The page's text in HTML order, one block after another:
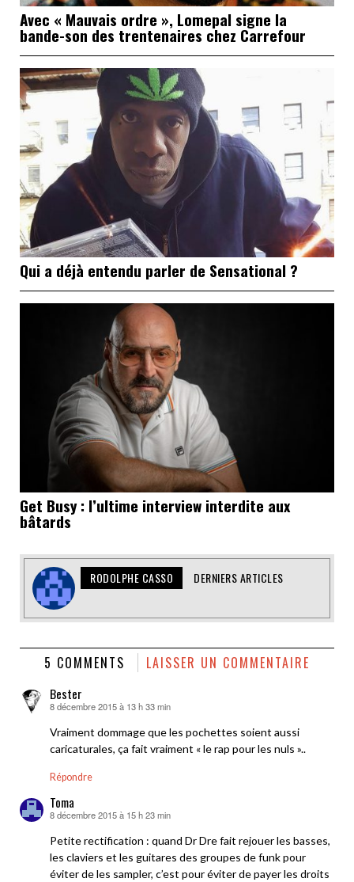
Avec « Mauvais ordre », Lomepal signe la
bande-son des trentenaires chez Carrefour
Qui a déjà entendu parler de Sensational ?
Get Busy : l’ultime interview interdite aux
bâtards
RODOLPHE CASSO DERNIERS ARTICLES
5 COMMENTS LAISSER UN COMMENTAIRE
Bester
dit :
8 décembre 2015 à 13 h 33 min
Vraiment dommage que les pochettes soient aussi
caricaturales, ça fait vraiment « le rap pour les nuls »..
Répondre
Toma
dit :
8 décembre 2015 à 15 h 23 min
Petite rectification : quand Dr Dre fait rejouer les basses,
les claviers et les guitares des groupes de funk pour
éviter de les sampler, c’est pour éviter de payer les droits